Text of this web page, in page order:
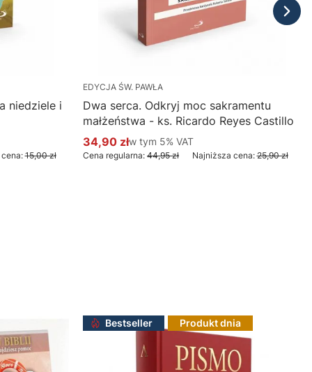
niedziele i
15,00 zł
EDYCJA ŚW. PAWŁA
Dwa serca. Odkryj moc sakramentu
małżeństwa - ks. Ricardo Reyes Castillo
Cena promocyjna brutto
34,90 złw tym %s VAT
w tym 5% VAT
Cena regularna: 44,95 zł Najniższa cena: 25,90 zł
Bestseller Produkt dnia